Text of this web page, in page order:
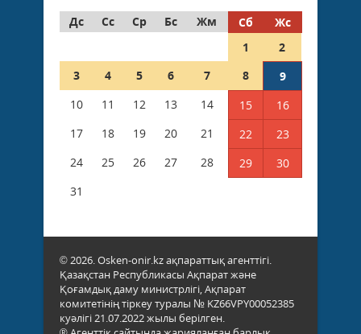
Дс
Сс Ср Бс Жм Сб
Жс
1
2
3
4 5 6 7 8
9
10
11 12 13 14 15
16
17
18 19 20 21 22
23
24
25 26 27 28 29
30
31
© 2026. Osken-onir.kz ақпараттық агенттігі.
Қазақстан Республикасы Ақпарат және
Қоғамдық даму министрлігі, Ақпарат
комитетінің тіркеу туралы № KZ66VPY00052385
куәлігі 21.07.2022 жылы берілген.